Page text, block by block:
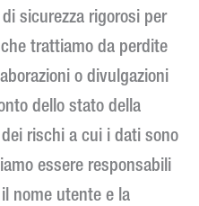
sicurezza rigorosi per
trattiamo da perdite
o divulgazioni
dello stato della
rischi a cui i dati sono
essere responsabili
nome utente e la